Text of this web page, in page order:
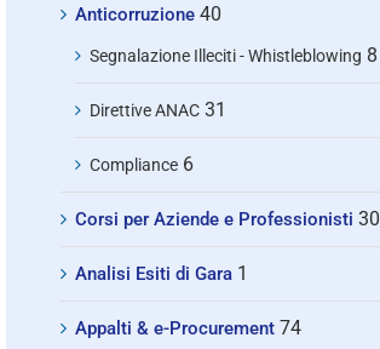
Anticorruzione 40
Segnalazione Illeciti - Whistleblowing 8
Direttive ANAC 31
Compliance 6
Corsi per Aziende e Professionisti 30
Analisi Esiti di Gara 1
Appalti & e-Procurement 74